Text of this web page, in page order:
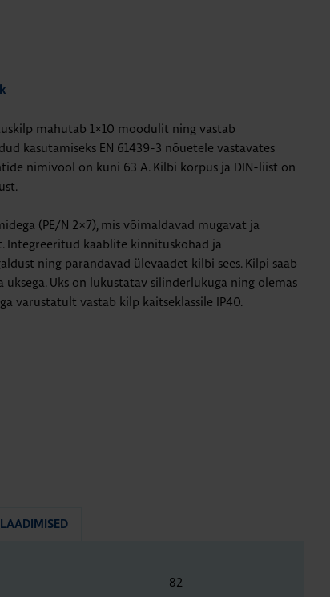
mahutab 1×10 moodulit ning vastab
kasutamiseks EN 61439-3 nõuetele vastavates
nimivool on kuni 63 A. Kilbi korpus ja DIN-liist on
(PE/N 2×7), mis võimaldavad mugavat ja
Integreeritud kaablite kinnituskohad ja
ning parandavad ülevaadet kilbi sees. Kilpi saab
Uks on lukustatav silinderlukuga ning olemas
varustatult vastab kilp kaitseklassile IP40.
82